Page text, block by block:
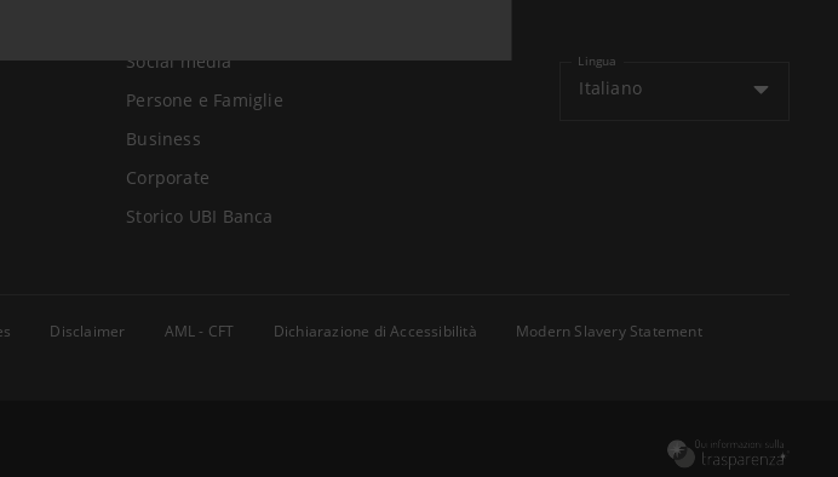
Social media
Persone e Famiglie
Business
Corporate
Storico UBI Banca
Lingua
Italiano
Disclaimer AML - CFT Dichiarazione di Accessibilità
Modern Slavery Statement